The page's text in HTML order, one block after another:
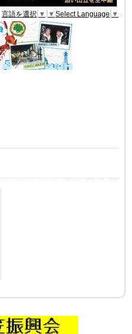
言語を選択 ▼ ▼ Select Language ▼